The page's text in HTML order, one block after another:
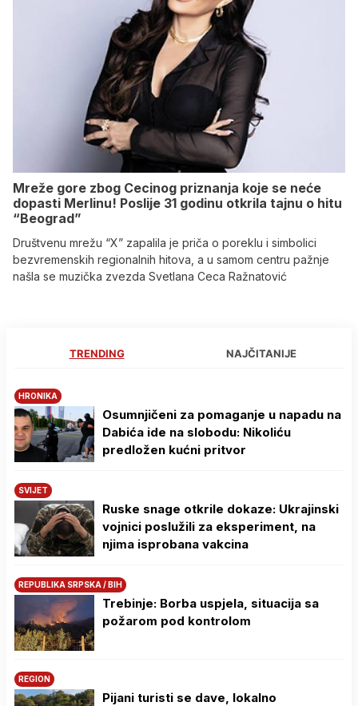
Mreže gore zbog Cecinog priznanja koje se neće
dopasti Merlinu! Poslije 31 godinu otkrila tajnu o hitu
“Beograd”
Društvenu mrežu “X” zapalila je priča o poreklu i simbolici
bezvremenskih regionalnih hitova, a u samom centru pažnje
našla se muzička zvezda Svetlana Ceca Ražnatović
TRENDING NAJČITANIJE
HRONIKA
Osumnjičeni za pomaganje u napadu na
Dabića ide na slobodu: Nikoliću
predložen kućni pritvor
SVIJET
Ruske snage otkrile dokaze: Ukrajinski
vojnici poslužili za eksperiment, na
njima isprobana vakcina
REPUBLIKA SRPSKA / BIH
Trebinje: Borba uspjela, situacija sa
požarom pod kontrolom
REGION
Pijani turisti se dave, lokalno